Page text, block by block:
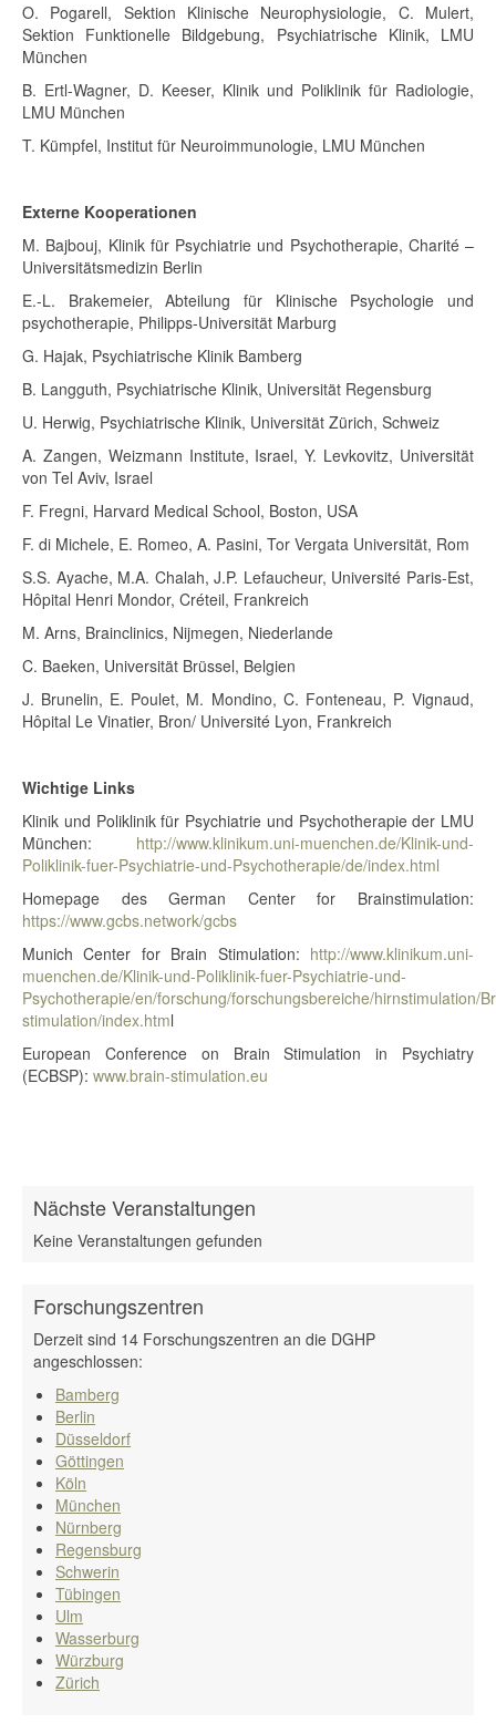
O. Pogarell, Sektion Klinische Neurophysiologie, C. Mulert,
Sektion Funktionelle Bildgebung, Psychiatrische Klinik, LMU
München
B. Ertl-Wagner, D. Keeser, Klinik und Poliklinik für Radiologie,
LMU München
T. Kümpfel, Institut für Neuroimmunologie, LMU München
Externe Kooperationen
M. Bajbouj, Klinik für Psychiatrie und Psychotherapie, Charité –
Universitätsmedizin Berlin
E.-L. Brakemeier, Abteilung für Klinische Psychologie und
psychotherapie, Philipps-Universität Marburg
G. Hajak, Psychiatrische Klinik Bamberg
B. Langguth, Psychiatrische Klinik, Universität Regensburg
U. Herwig, Psychiatrische Klinik, Universität Zürich, Schweiz
A. Zangen, Weizmann Institute, Israel, Y. Levkovitz, Universität
von Tel Aviv, Israel
F. Fregni, Harvard Medical School, Boston, USA
F. di Michele, E. Romeo, A. Pasini, Tor Vergata Universität, Rom
S.S. Ayache, M.A. Chalah, J.P. Lefaucheur, Université Paris-Est,
Hôpital Henri Mondor, Créteil, Frankreich
M. Arns, Brainclinics, Nijmegen, Niederlande
C. Baeken, Universität Brüssel, Belgien
J. Brunelin, E. Poulet, M. Mondino, C. Fonteneau, P. Vignaud,
Hôpital Le Vinatier, Bron/ Université Lyon, Frankreich
Wichtige Links
Klinik und Poliklinik für Psychiatrie und Psychotherapie der LMU
München: http://www.klinikum.uni-muenchen.de/Klinik-und-
Poliklinik-fuer-Psychiatrie-und-Psychotherapie/de/index.html
Homepage des German Center for Brainstimulation:
https://www.gcbs.network/gcbs
Munich Center for Brain Stimulation: http://www.klinikum.uni-
muenchen.de/Klinik-und-Poliklinik-fuer-Psychiatrie-und-
Psychotherapie/en/forschung/forschungsbereiche/hirnstimulation/
stimulation/index.html
European Conference on Brain Stimulation in Psychiatry
(ECBSP): www.brain-stimulation.eu
Nächste Veranstaltungen
Keine Veranstaltungen gefunden
Forschungszentren
Derzeit sind 14 Forschungszentren an die DGHP
angeschlossen:
Bamberg
Berlin
Düsseldorf
Göttingen
Köln
München
Nürnberg
Regensburg
Schwerin
Tübingen
Ulm
Wasserburg
Würzburg
Zürich